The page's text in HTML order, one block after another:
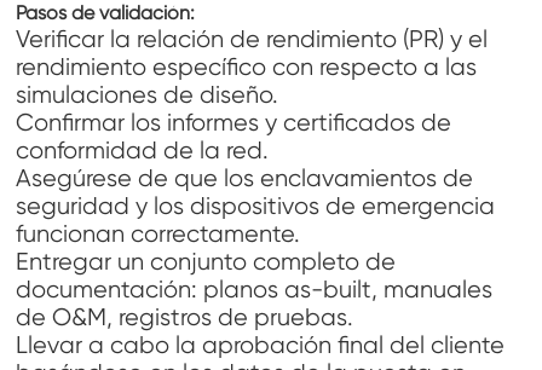
Pasos de validación:
Verificar la relación de rendimiento (PR) y el
rendimiento específico con respecto a las
simulaciones de diseño.
Confirmar los informes y certificados de
conformidad de la red.
Asegúrese de que los enclavamientos de
seguridad y los dispositivos de emergencia
funcionan correctamente.
Entregar un conjunto completo de
documentación: planos as-built, manuales
de O&M, registros de pruebas.
Llevar a cabo la aprobación final del cliente